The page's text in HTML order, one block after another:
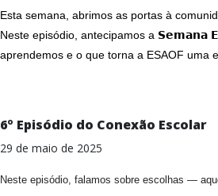
Esta semana, abrimos as portas à
Neste episódio, antecipamos a 𝗦𝗲𝗺𝗮𝗻𝗮
aprendemos e o que torna a ESAOF uma
6º Episódio do Conexão Escolar
29 de maio de 2025
Neste episódio, falamos sobre escolhas —